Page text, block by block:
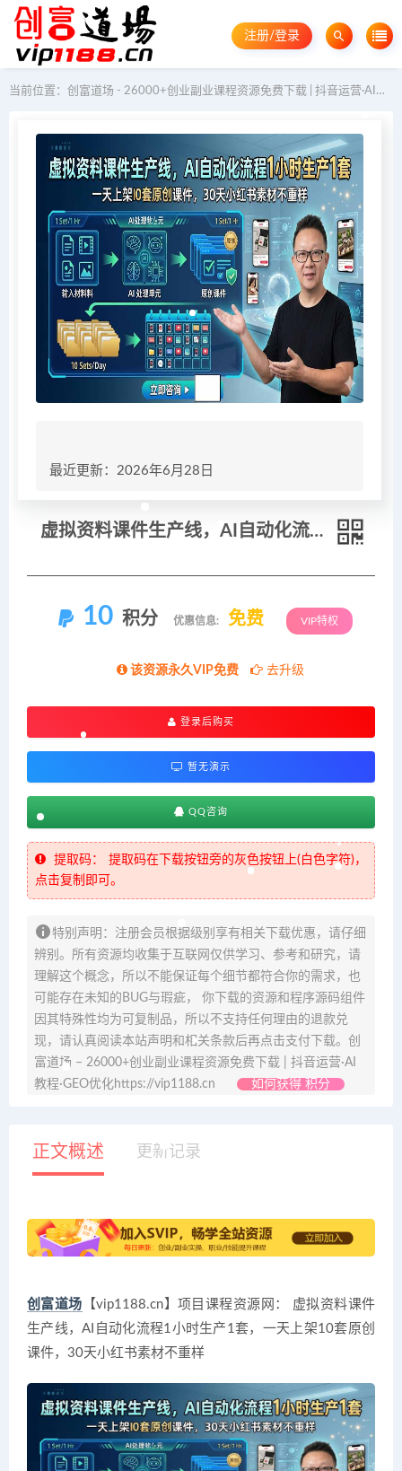
注册/登录
当前位置： 创富道场 - 26000+创业副业课程资源免费下载 | 抖音运营·AI教程·GEO优化
最近更新：2026年6月28日
虚拟资料课件生产线，AI自动化流程1小时生产1套，一天上架10套原创课件，30天小红书素材不重样
10 积分 优惠信息: 免费 VIP特权
该资源永久VIP免费 去升级
登录后购买
暂无演示
QQ咨询
提取码：
提取码在下载按钮旁的灰色按钮上(白色字符)，
点击复制即可。
特别声明：注册会员根据级别享有相关下载优惠，请仔细
辨别。所有资源均收集于互联网仅供学习、参考和研究，请
理解这个概念，所以不能保证每个细节都符合你的需求，也
可能存在未知的BUG与瑕疵， 你下载的资源和程序源码组件
因其特殊性均为可复制品，所以不支持任何理由的退款兑
现，请认真阅读本站声明和相关条款后再点击支付下载。创
富道场 – 26000+创业副业课程资源免费下载 | 抖音运营·AI
教程·GEO优化https://vip1188.cn
如何获得 积分
正文概述 更新记录
创富道场 【vip1188.cn】项目课程资源网： 虚拟资料课件
生产线，AI自动化流程1小时生产1套，一天上架10套原创
课件，30天小红书素材不重样